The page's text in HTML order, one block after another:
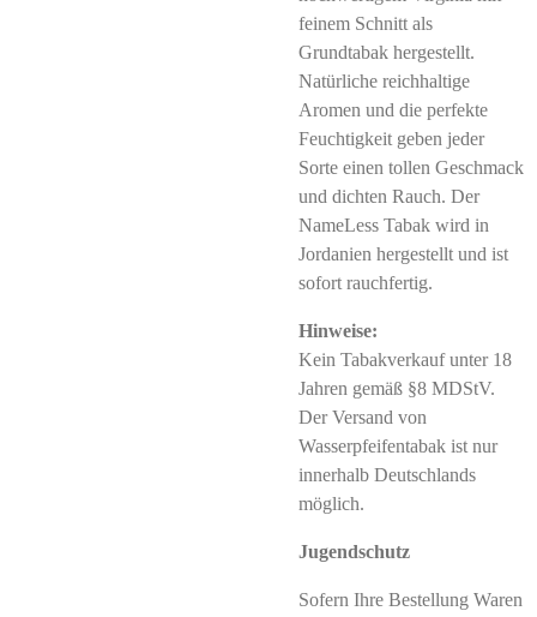
feinem Schnitt als
Grundtabak hergestellt.
Natürliche reichhaltige
Aromen und die perfekte
Feuchtigkeit geben jeder
Sorte einen tollen Geschmack
und dichten Rauch. Der
NameLess Tabak wird in
Jordanien hergestellt und ist
sofort rauchfertig.
Hinweise:
Kein Tabakverkauf unter 18
Jahren gemäß §8 MDStV.
Der Versand von
Wasserpfeifentabak ist nur
innerhalb Deutschlands
möglich.
Jugendschutz
Sofern Ihre Bestellung Waren